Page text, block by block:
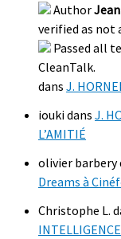
Author
verified as not
Passed all
CleanTalk.
dans J.
ioukidans J.
L’AMITIÉ
olivier barbery
Dreams à
Christophe L.